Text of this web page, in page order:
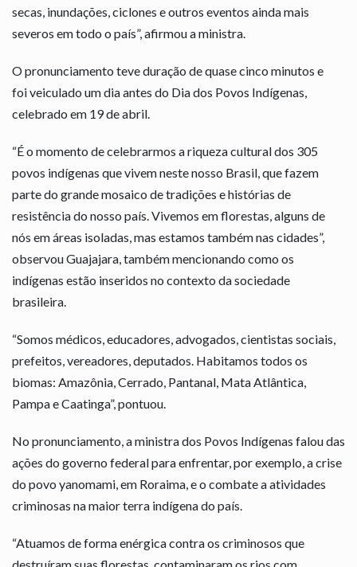
secas, inundações, ciclones e outros eventos ainda mais
severos em todo o país”, afirmou a ministra.
O pronunciamento teve duração de quase cinco minutos e
foi veiculado um dia antes do Dia dos Povos Indígenas,
celebrado em 19 de abril.
“É o momento de celebrarmos a riqueza cultural dos 305
povos indígenas que vivem neste nosso Brasil, que fazem
parte do grande mosaico de tradições e histórias de
resistência do nosso país. Vivemos em florestas, alguns de
nós em áreas isoladas, mas estamos também nas cidades”,
observou Guajajara, também mencionando como os
indígenas estão inseridos no contexto da sociedade
brasileira.
“Somos médicos, educadores, advogados, cientistas sociais,
prefeitos, vereadores, deputados. Habitamos todos os
biomas: Amazônia, Cerrado, Pantanal, Mata Atlântica,
Pampa e Caatinga”, pontuou.
No pronunciamento, a ministra dos Povos Indígenas falou das
ações do governo federal para enfrentar, por exemplo, a crise
do povo yanomami, em Roraima, e o combate a atividades
criminosas na maior terra indígena do país.
“Atuamos de forma enérgica contra os criminosos que